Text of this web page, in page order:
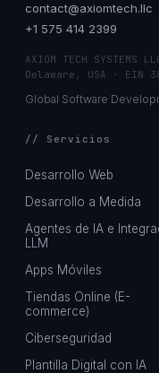
contact@axiomtech.llc
+1 575 414 2399
AXIOM TECH SYSTEMS
Delaware, USA · EIN
Global Software
// Servicios
Desarrollo Web
Desarrollo a Medida
Agentes de IA e
LLM
Apps Móviles
Tiendas Online (E-
commerce)
Ciberseguridad
Plantilla Digital con IA